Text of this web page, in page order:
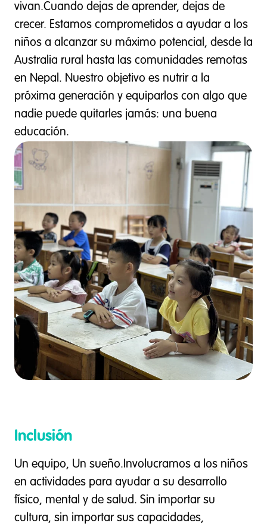
vivan.Cuando dejas de aprender, dejas de
crecer. Estamos comprometidos a ayudar a los
niños a alcanzar su máximo potencial, desde la
Australia rural hasta las comunidades remotas
en Nepal. Nuestro objetivo es nutrir a la
próxima generación y equiparlos con algo que
nadie puede quitarles jamás: una buena
educación.
Inclusión
Un equipo, Un sueño.Involucramos a los niños
en actividades para ayudar a su desarrollo
físico, mental y de salud. Sin importar su
cultura, sin importar sus capacidades,